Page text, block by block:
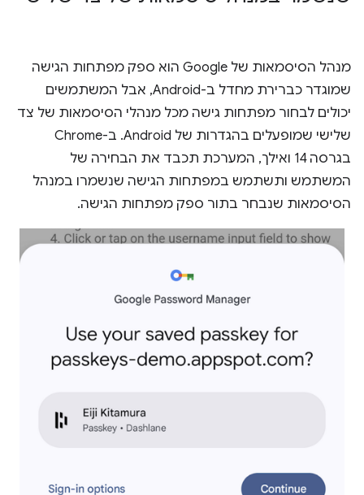
מנהל הסיסמאות של Google הוא ספק מפתחות הגישה
שמוגדר כברירת מחדל ב-Android, אבל המשתמשים
יכולים לבחור מפתחות גישה מכל מנהלי הסיסמאות של צד
שלישי שמופעלים בהגדרות של Android. ב-Chrome
בגרסה 14 ואילך, המערכת תכבד את הבחירה של
המשתמש ותשתמש במפתחות הגישה שנשמרו במנהל
הסיסמאות שנבחר בתור ספק מפתחות הגישה.